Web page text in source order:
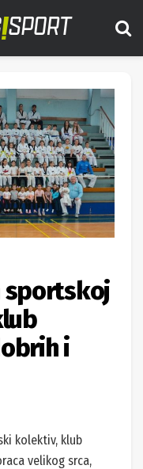
sportskoj
i
kolektiv, klub
velikog srca,